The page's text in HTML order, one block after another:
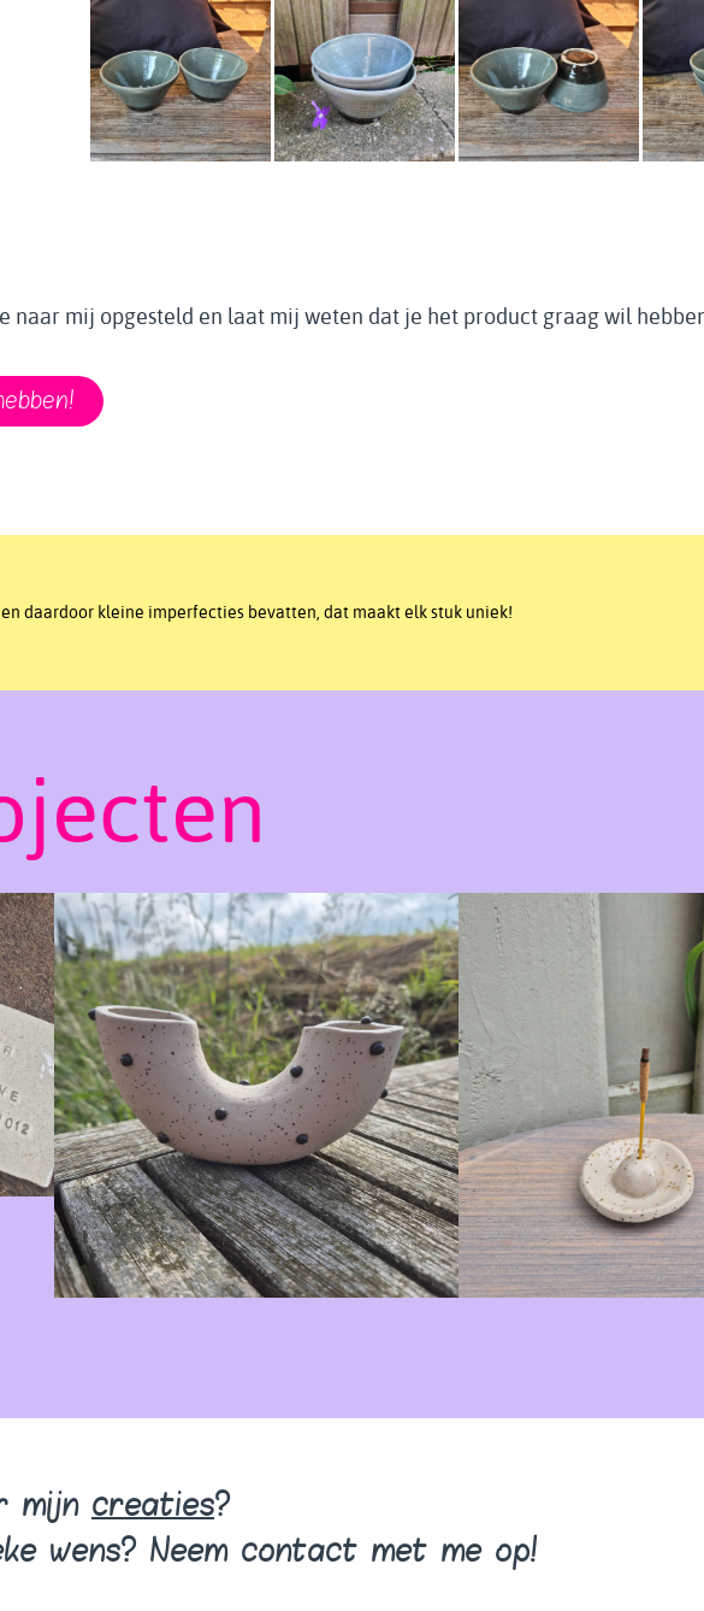
naar mij opgesteld en laat mij weten dat je het product graag wil
daardoor kleine imperfecties bevatten, dat maakt elk stuk uniek!
mijn creaties?
wens? Neem contact met me op!